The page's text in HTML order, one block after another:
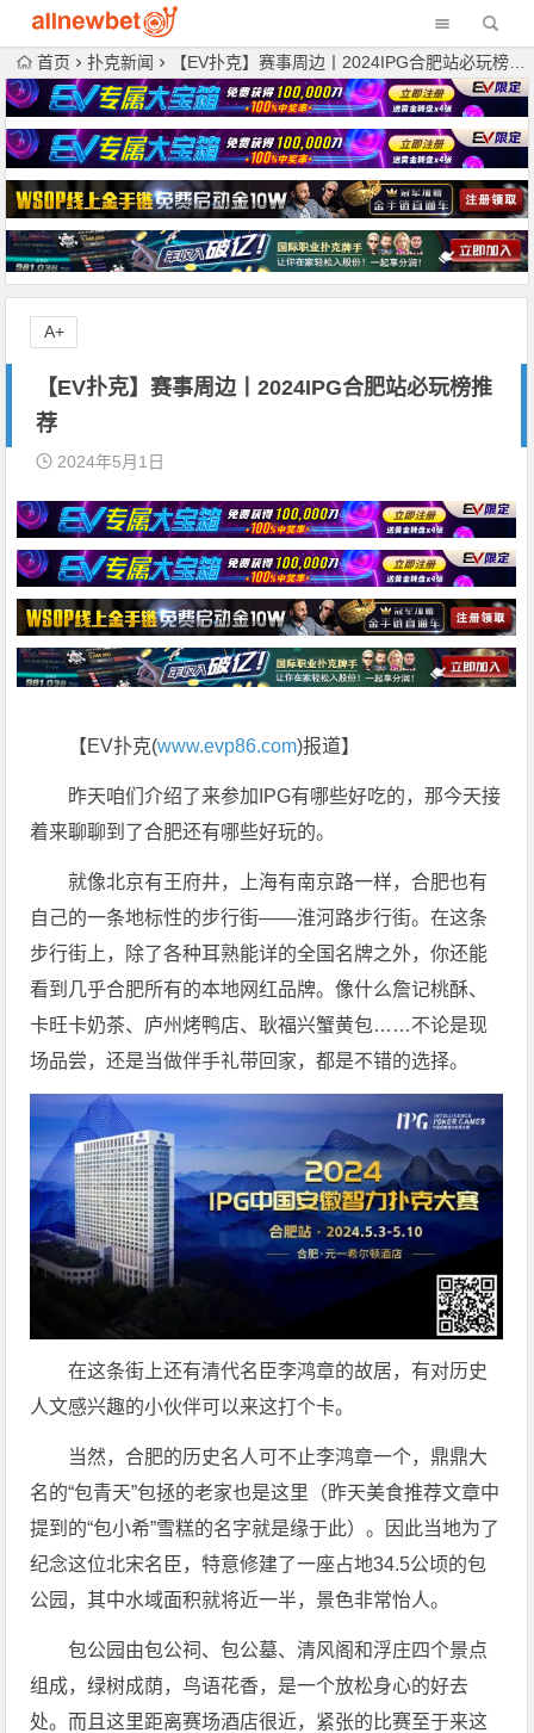
首页 扑克新闻 【EV扑克】赛事周边丨2024IPG合肥站必玩榜推荐
【EV扑克】赛事周边丨2024IPG合肥站必玩榜推
荐
2024年5月1日
【EV扑克(www.evp86.com)报道】
昨天咱们介绍了来参加IPG有哪些好吃的，那今天接
着来聊聊到了合肥还有哪些好玩的。
就像北京有王府井，上海有南京路一样，合肥也有
自己的一条地标性的步行街——淮河路步行街。在这条
步行街上，除了各种耳熟能详的全国名牌之外，你还能
看到几乎合肥所有的本地网红品牌。像什么詹记桃酥、
卡旺卡奶茶、庐州烤鸭店、耿福兴蟹黄包……不论是现
场品尝，还是当做伴手礼带回家，都是不错的选择。
在这条街上还有清代名臣李鸿章的故居，有对历史
人文感兴趣的小伙伴可以来这打个卡。
当然，合肥的历史名人可不止李鸿章一个，鼎鼎大
名的“包青天”包拯的老家也是这里（昨天美食推荐文章中
提到的“包小希”雪糕的名字就是缘于此）。因此当地为了
纪念这位北宋名臣，特意修建了一座占地34.5公顷的包
公园，其中水域面积就将近一半，景色非常怡人。
包公园由包公祠、包公墓、清风阁和浮庄四个景点
组成，绿树成荫，鸟语花香，是一个放松身心的好去
处。而且这里距离赛场酒店很近，紧张的比赛至于来这
A+